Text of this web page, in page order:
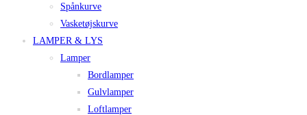
Spånkurve
Vasketøjskurve
LAMPER & LYS
Lamper
Bordlamper
Gulvlamper
Loftlamper